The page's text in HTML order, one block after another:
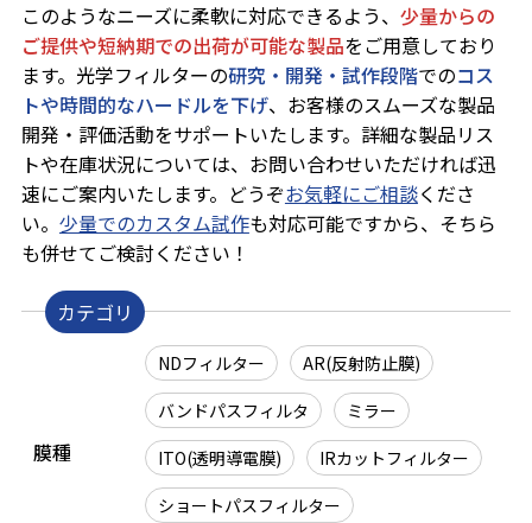
このようなニーズに柔軟に対応できるよう、 少量からの
ご提供や短納期での出荷が可能な製品をご用意しており
ます。光学フィルターの研究・開発・試作段階でのコス
トや時間的なハードルを下げ、お客様のスムーズな製品
開発・評価活動をサポートいたします。詳細な製品リス
トや在庫状況については、お問い合わせいただければ迅
速にご案内いたします。どうぞお気軽にご相談くださ
い。 少量でのカスタム試作も対応可能ですから、そちら
も併せてご検討ください！
膜種
NDフィルター
AR(反射防止膜)
バンドパスフィルタ
ミラー
ITO(透明導電膜)
IRカットフィルター
ショートパスフィルター